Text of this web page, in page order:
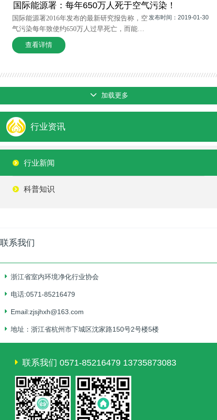
国际能源署：每年650万人死于空气污染！
发布时间：2019-01-30
国际能源署2016年发布的最新研究报告称，空
气污染每年致使约650万人过早死亡，而能源
生产和利用是迄今最大的人为空气污染源。
这份题为《2016世界能源展望之能源与空气质
康至关重要。“然而，尽管人们对
查看详情
加载更多
行业资讯
行业新闻
科普知识
联系我们
浙江省室内环境净化行业协会
电话:0571-85216479
Email:zjsjhxh@163.com
地址：浙江省杭州市下城区沈家路150号2号楼5楼
联系我们 0571-85216479 13735873083